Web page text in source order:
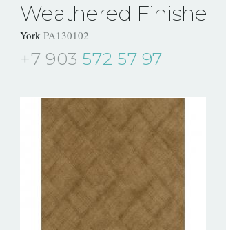
Weathered Finishes
York PA130102
+7 903 572 57 97